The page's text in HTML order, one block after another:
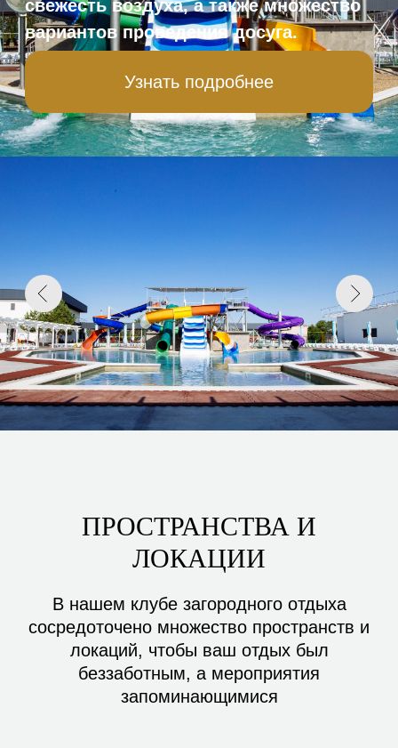
ПРОСТРАНСТВА И
ЛОКАЦИИ
В нашем клубе загородного отдыха
сосредоточено множество пространств и
локаций, чтобы ваш отдых был
беззаботным, а мероприятия
запоминающимися